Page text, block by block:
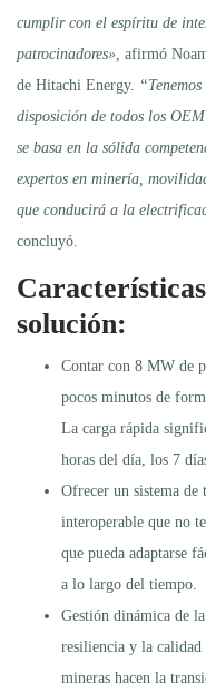
cumplir con el espíritu de
patrocinadores», afirmó
de Hitachi Energy.
disposición de todos los
se basa en la sólida
expertos en minería,
que conducirá a la
concluyó.
solución:
Contar con 8 MW de
pocos minutos de
La carga rápida
horas del día, los 7
Ofrecer un sistema
interoperable que no
que pueda adaptarse
a lo largo del tiempo.
Gestión dinámica de
resiliencia y la calidad
mineras hacen la